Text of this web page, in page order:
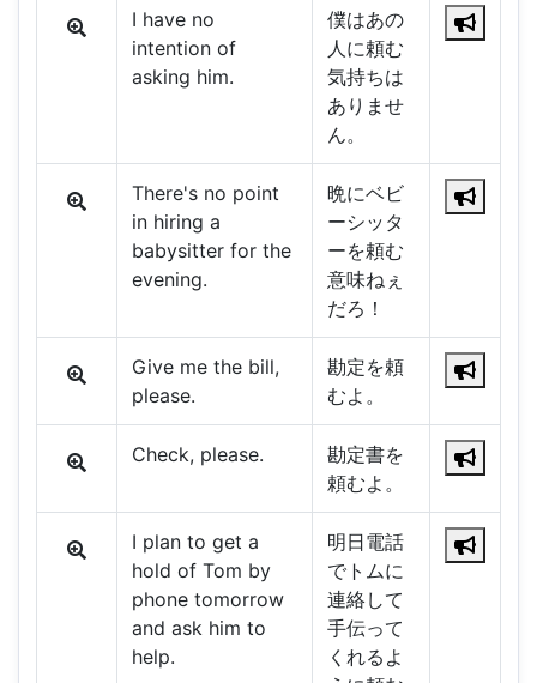
I have no
intention of
asking him.
僕はあの
人に頼む
気持ちは
ありませ
ん。
There's no point
in hiring a
babysitter for the
evening.
晩にベビ
ーシッタ
ーを頼む
意味ねぇ
だろ！
Give me the bill,
please.
勘定を頼
むよ。
Check, please.
勘定書を
頼むよ。
I plan to get a
hold of Tom by
phone tomorrow
and ask him to
help.
明日電話
でトムに
連絡して
手伝って
くれるよ